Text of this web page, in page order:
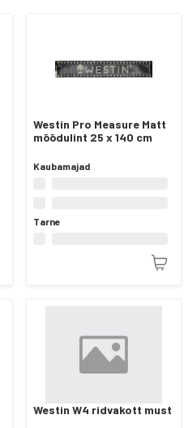
Westin Pro Measure Matt
mõõdulint 25 x 140 cm
Kaubamajad
Tarne
Westin W4 ridvakott must